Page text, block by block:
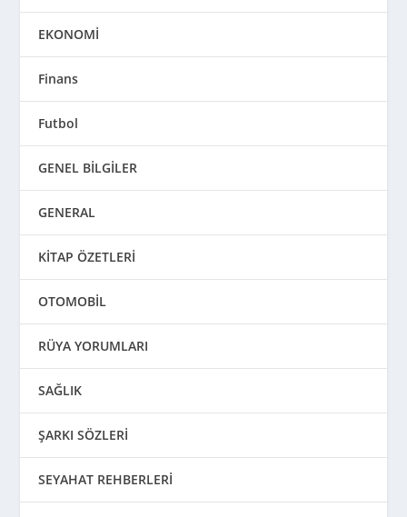
EKONOMİ
Finans
Futbol
GENEL BİLGİLER
GENERAL
KİTAP ÖZETLERİ
OTOMOBİL
RÜYA YORUMLARI
SAĞLIK
ŞARKI SÖZLERİ
SEYAHAT REHBERLERİ